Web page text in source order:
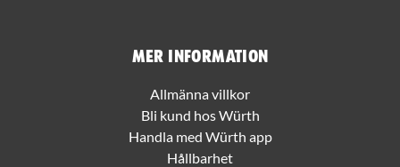
Mer information
Allmänna villkor
Bli kund hos Würth
Handla med Würth app
Hållbarhet